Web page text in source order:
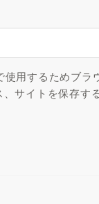
使用するためブラ
サイトを保存する